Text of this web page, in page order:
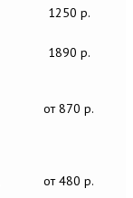
1250 р.
1890 р.
от 870 р.
от 480 р.